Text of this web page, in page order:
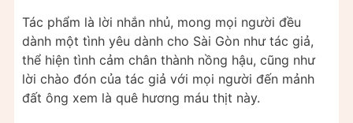
Tác phẩm là lời nhắn nhủ, mong mọi người đều
dành một tình yêu dành cho Sài Gòn như tác giả,
thể hiện tình cảm chân thành nồng hậu, cũng như
lời chào đón của tác giả với mọi người đến mảnh
đất ông xem là quê hương máu thịt này.